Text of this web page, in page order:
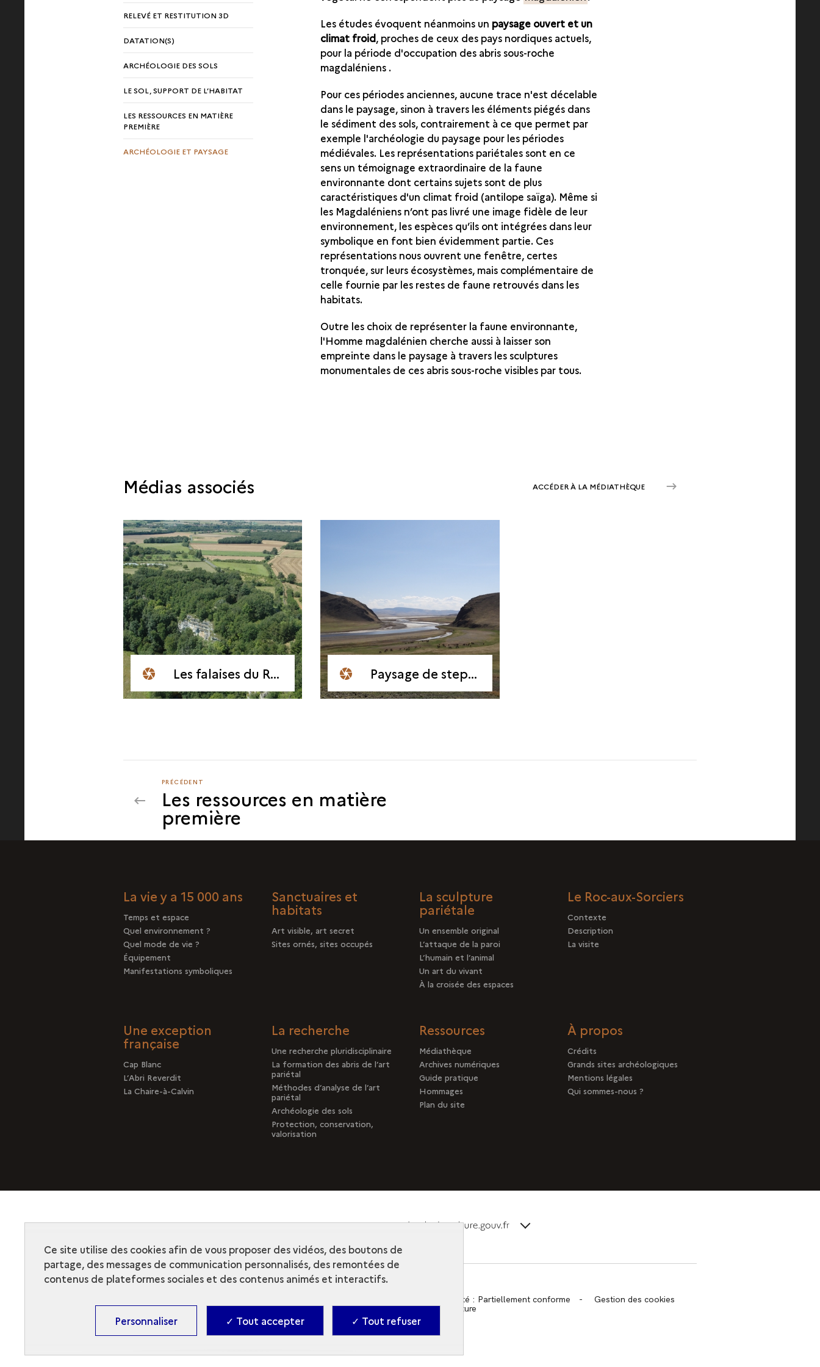
RELEVÉ ET RESTITUTION 3D
DATATION(S)
ARCHÉOLOGIE DES SOLS
LE SOL, SUPPORT DE L’HABITAT
LES RESSOURCES EN MATIÈRE
PREMIÈRE
ARCHÉOLOGIE ET PAYSAGE
Les études évoquent néanmoins un paysage ouvert et un
climat froid, proches de ceux des pays nordiques actuels,
pour la période d'occupation des abris sous-roche
magdaléniens .
Pour ces périodes anciennes, aucune trace n'est décelable
dans le paysage, sinon à travers les éléments piégés dans
le sédiment des sols, contrairement à ce que permet par
exemple l'archéologie du paysage pour les périodes
médiévales. Les représentations pariétales sont en ce
sens un témoignage extraordinaire de la faune
environnante dont certains sujets sont de plus
caractéristiques d'un climat froid (antilope saïga). Même si
les Magdaléniens n’ont pas livré une image fidèle de leur
environnement, les espèces qu’ils ont intégrées dans leur
symbolique en font bien évidemment partie. Ces
représentations nous ouvrent une fenêtre, certes
tronquée, sur leurs écosystèmes, mais complémentaire de
celle fournie par les restes de faune retrouvés dans les
habitats.
Outre les choix de représenter la faune environnante,
l'Homme magdalénien cherche aussi à laisser son
empreinte dans le paysage à travers les sculptures
monumentales de ces abris sous-roche visibles par tous.
Médias associés ACCÉDER À LA MÉDIATHÈQUE
Les falaises du Roc-aux-Sorciers Paysage de steppe mongole
PRÉCÉDENT
PRÉCÉDENT
Les ressources en matière
première
La vie y a 15 000 ans
Temps et espace
Quel environnement ?
Quel mode de vie ?
Équipement
Manifestations symboliques
Sanctuaires et
habitats
Art visible, art secret
Sites ornés, sites occupés
La sculpture
pariétale
Un ensemble original
L’attaque de la paroi
L’humain et l’animal
Un art du vivant
À la croisée des espaces
Le Roc-aux-Sorciers
Contexte
Description
La visite
Une exception
française
Cap Blanc
L’Abri Reverdit
La Chaire-à-Calvin
La recherche
Une recherche pluridisciplinaire
La formation des abris de l’art
pariétal
Méthodes d’analyse de l’art
pariétal
Archéologie des sols
Protection, conservation,
valorisation
Ressources
Médiathèque
Archives numériques
Guide pratique
Hommages
Plan du site
À propos
Crédits
Grands sites archéologiques
Mentions légales
Qui sommes-nous ?
Découvrir la collection terms_trans.bandeau_cutlure.archeo
Accessibilité : Partiellement conforme -
Gestion des cookies
-
Ministère de la Culture
Ce site utilise des cookies afin de vous proposer des vidéos, des boutons de
partage, des messages de communication personnalisés, des remontées de
contenus de plateformes sociales et des contenus animés et interactifs.
Personnaliser ✓ Tout accepter ✓ Tout refuser